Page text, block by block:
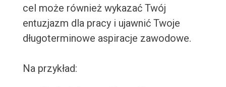
cel może również wykazać Twój
entuzjazm dla pracy i ujawnić Twoje
długoterminowe aspiracje zawodowe.
Na przykład: